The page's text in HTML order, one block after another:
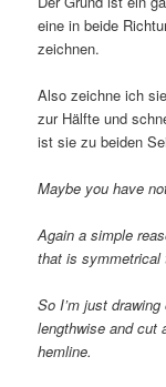
eine in beide
zeichnen.
Also zeichne ich
zur Hälfte und
ist sie zu beiden
Maybe you have
Again a simple
that is symmetrical
So I’m just
lengthwise and cut
hemline.